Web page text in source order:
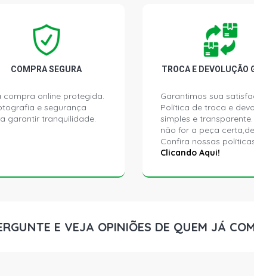
PALIO
1999)
PALIO
2001)
PALIO
2000)
PALIO
COMPRA SEGURA
compra online protegida.
e segurança
garantir tranquilidade.
TROCA E DEVOLUÇÃO
Garantimos sua
Política de troca e
simples e transparente.
não for a peça
Confira nossas
Clicando Aqui!
E VEJA OPINIÕES DE QUEM JÁ